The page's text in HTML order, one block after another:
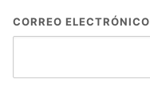
CORREO ELECTRÓNICO